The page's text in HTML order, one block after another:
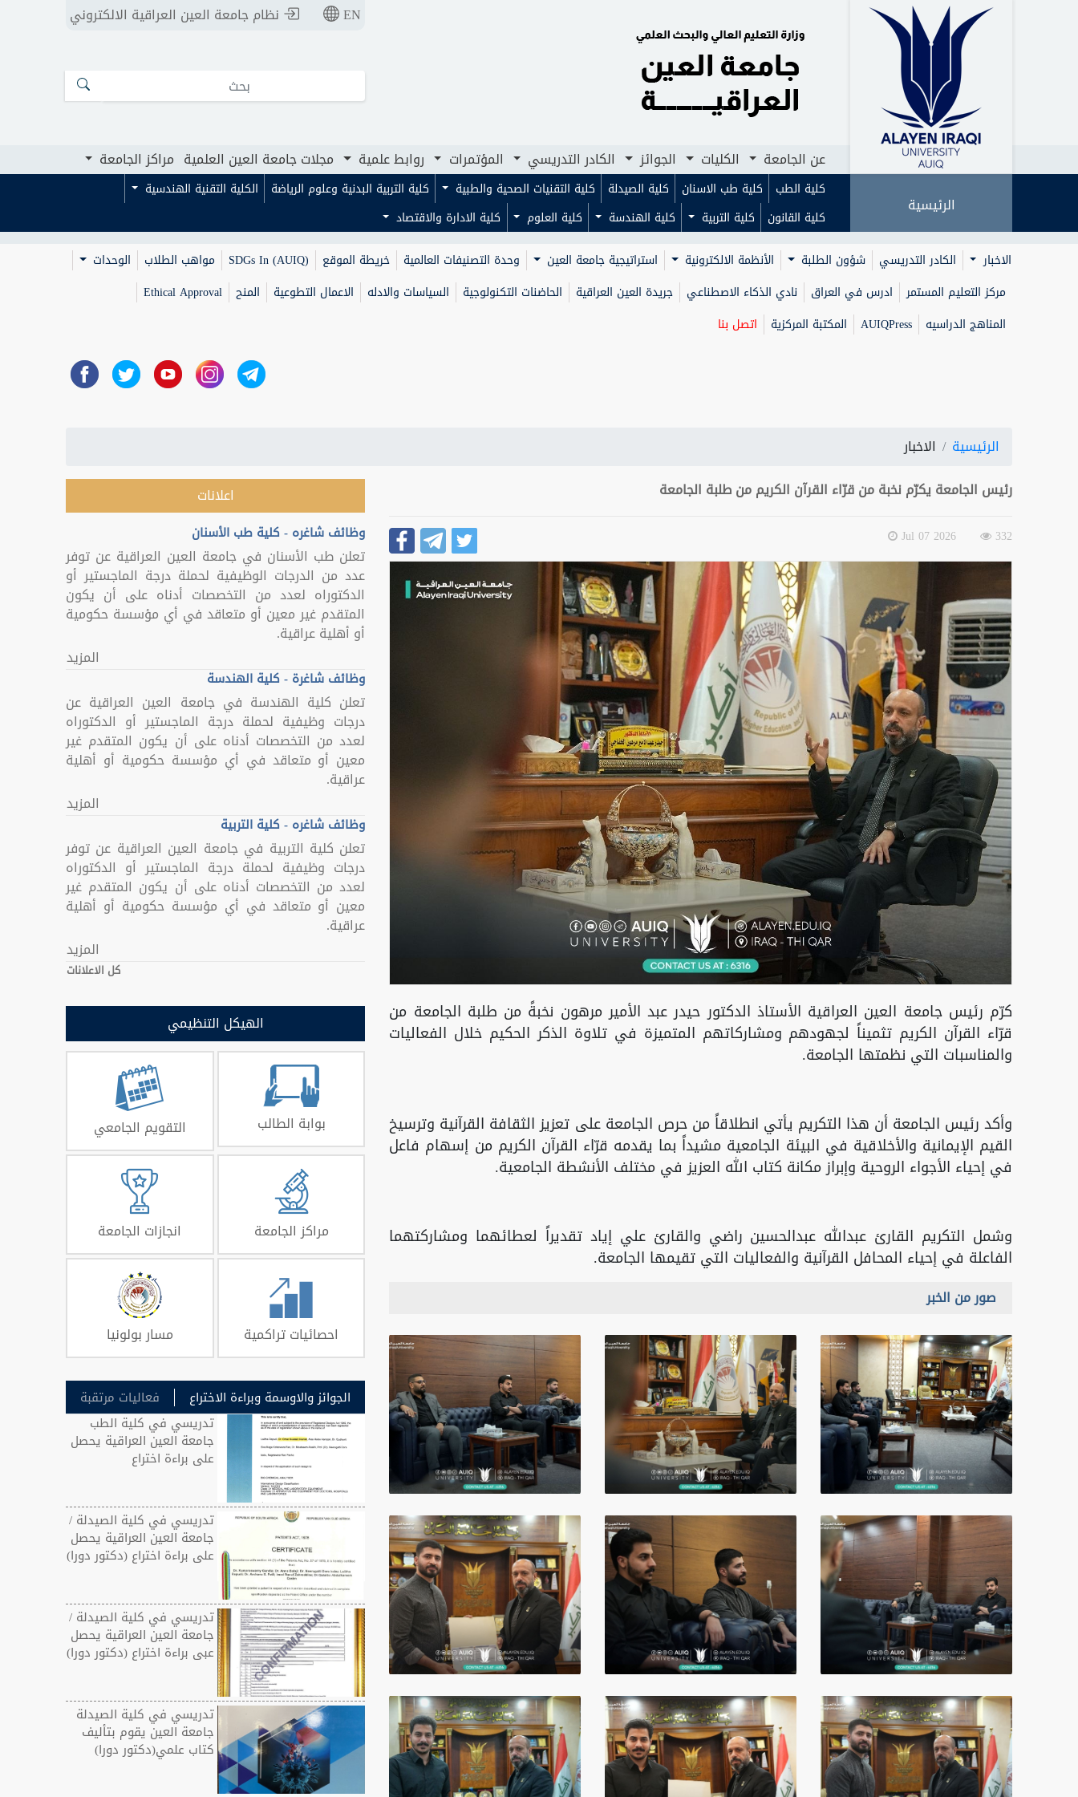
الرئيسية الكليات الجوائز الكادر التدريسي مجلات جامعة العين العلمية مراكز الجامعة
EN نظام جامعة العين العراقية الالكتروني
عن الجامعة الكليات الجوائز الكادر التدريسي المؤتمرات روابط علمية مجلات جامعة العين العلمية مراكز الجامعة
الرئيسية
كلية الطب كلية طب الاسنان كلية الصيدلة كلية التقنيات الصحية والطبية كلية التربية البدنية وعلوم الرياضة
الكلية التقنية الهندسية
كلية القانون
كلية التربية كلية الهندسة كلية العلوم
كلية الادارة والاقتصاد
الاخبار
الكادر التدريسي شؤون الطلبة الأنظمة الالكترونية استراتيجية جامعة العين وحدة التصنيفات العالمية خريطة الموقع SDGs In (AUIQ) مواهب الطلاب
الوحدات
مركز التعليم المستمر
ادرس في العراق نادي الذكاء الاصطناعي جريدة العين العراقية الحاضنات التكنولوجية السياسات والادله الاعمال التطوعية المنح
Ethical Approval
المناهج الدراسيه
AUIQPress المكتبة المركزية اتصل بنا
الرئيسية
الاخبار
رئيس الجامعة يكرّم نخبة من قرّاء القرآن الكريم من طلبة الجامعة
332
2026 Jul 07
كرّم رئيس جامعة العين العراقية الأستاذ الدكتور حيدر عبد الأمير مرهون نخبةً من طلبة الجامعة من
قرّاء القرآن الكريم تثميناً لجهودهم ومشاركاتهم المتميزة في تلاوة الذكر الحكيم خلال الفعاليات
والمناسبات التي نظمتها الجامعة.
وأكد رئيس الجامعة أن هذا التكريم يأتي انطلاقاً من حرص الجامعة على تعزيز الثقافة القرآنية وترسيخ
القيم الإيمانية والأخلاقية في البيئة الجامعية مشيداً بما يقدمه قرّاء القرآن الكريم من إسهام فاعل
في إحياء الأجواء الروحية وإبراز مكانة كتاب الله العزيز في مختلف الأنشطة الجامعية.
وشمل التكريم القارئ عبدالله عبدالحسين راضي والقارئ علي إياد تقديراً لعطائهما ومشاركتهما
الفاعلة في إحياء المحافل القرآنية والفعاليات التي تقيمها الجامعة.
صور من الخبر
اعلانات
وظائف شاغره - كلية طب الأسنان
تعلن طب الأسنان في جامعة العين العراقية عن توفر
عدد من الدرجات الوظيفية لحملة درجة الماجستير أو
الدكتوراه لعدد من التخصصات أدناه على أن يكون
المتقدم غير معين أو متعاقد في أي مؤسسة حكومية
أو أهلية عراقية.
المزيد
وظائف شاغرة - كلية الهندسة
تعلن كلية الهندسة في جامعة العين العراقية عن
درجات وظيفية لحملة درجة الماجستير أو الدكتوراه
لعدد من التخصصات أدناه على أن يكون المتقدم غير
معين أو متعاقد في أي مؤسسة حكومية أو أهلية
عراقية.
المزيد
وظائف شاغره - كلية التربية
تعلن كلية التربية في جامعة العين العراقية عن توفر
درجات وظيفية لحملة درجة الماجستير أو الدكتوراه
لعدد من التخصصات أدناه على أن يكون المتقدم غير
معين أو متعاقد في أي مؤسسة حكومية أو أهلية
عراقية.
المزيد
كل الاعلانات
الهيكل التنظيمي
بوابة الطالب التقويم الجامعي
مراكز الجامعة انجازات الجامعة
احصائيات تراكمية مسار بولونيا
الجوائز والاوسمة وبراءة الاختراع
فعاليات مرتقبة
تدريسي في كلية الطب
جامعة العين العراقية يحصل
على براءة اختراع
تدريسي في كلية الصيدلة /
جامعة العين العراقية يحصل
على براءة اختراع (دكتور دورا)
تدريسي في كلية الصيدلة /
جامعة العين العراقية يحصل
عبى براءة اختراع (دكتور دورا)
تدريسي في كلية الصيدلة
جامعة العين يقوم بتأليف
كتاب علمي(دكتور دورا)